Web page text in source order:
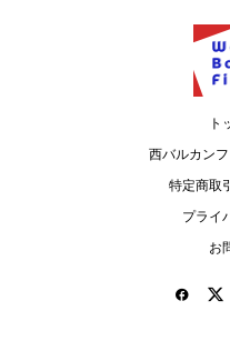
ト
西バルカン
特定商取
プライ
お